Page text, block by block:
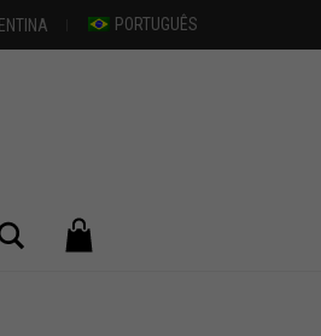
PORTUGUÊS
Pesquisar